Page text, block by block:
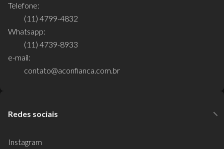
Telefone:
(11) 4799-4832
Whatsapp:
(11) 4739-8933
e-mail:
contato@aconfianca.com.br
Redes sociais
Instagram